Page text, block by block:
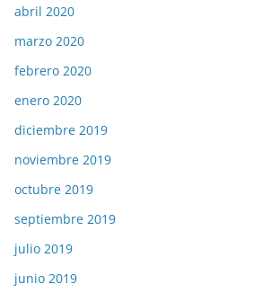
abril 2020
marzo 2020
febrero 2020
enero 2020
diciembre 2019
noviembre 2019
octubre 2019
septiembre 2019
julio 2019
junio 2019